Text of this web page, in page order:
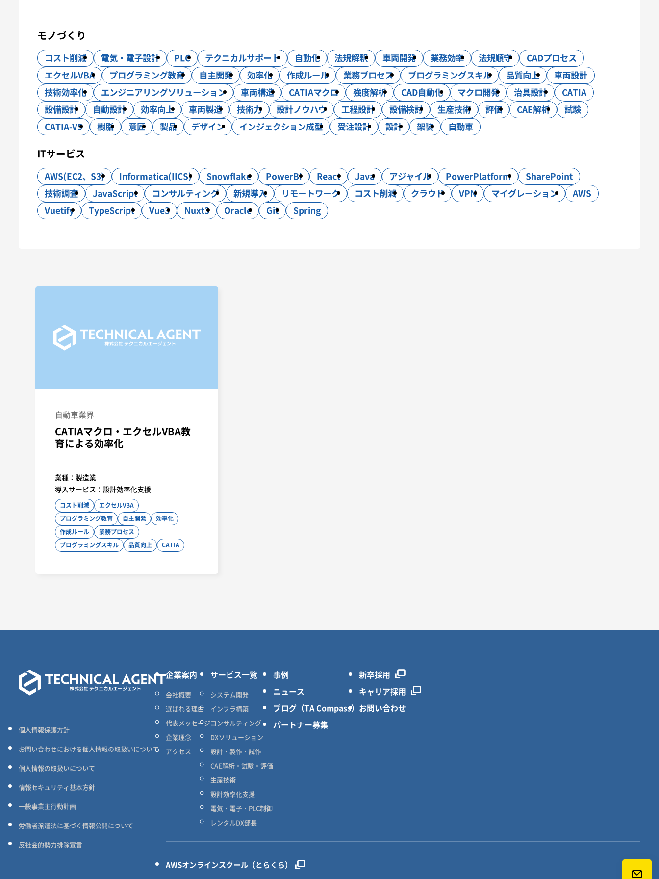
ITサービス
モノづくり 設計・製作・試作 CAE解析・試験・評価 生産技術 設計効率化支援 電気・電子・PLC制御
モノづくり
コスト削減 電気・電子設計 PLC テクニカルサポート 自動化 法規解釈 車両開発 業務効率 法規順守
CADプロセス
エクセルVBA
プログラミング教育 自主開発 効率化 作成ルール 業務プロセス プログラミングスキル 品質向上
車両設計
技術効率化
エンジニアリングソリューション 車両構造 CATIAマクロ 強度解析 CAD自動化 マクロ開発 治具設計
CATIA
設備設計
自動設計 効率向上 車両製造 技術力 設計ノウハウ 工程設計 設備検討 生産技術 評価 CAE解析
試験
CATIA-V5
樹脂 意匠 製品 デザイン インジェクション成型 受注設計 設計 架装 自動車
ITサービス
AWS(EC2、S3) Informatica(IICS) Snowflake PowerBI React Java アジャイル PowerPlatform
SharePoint
技術調査
JavaScript コンサルティング 新規導入 リモートワーク コスト削減 クラウド VPN マイグレーション
AWS
Vuetify
TypeScript Vue3 Nuxt3 Oracle Git Spring
自動車業界
CATIAマクロ・エクセルVBA教
育による効率化
業種： 製造業
導入サービス： 設計効率化支援
コスト削減
エクセルVBA
プログラミング教育
自主開発
効率化
作成ルール
業務プロセス
プログラミングスキル
品質向上 CATIA
個人情報保護方針
お問い合わせにおける個人情報の取扱いについて
個人情報の取扱いについて
情報セキュリティ基本方針
一般事業主行動計画
労働者派遣法に基づく情報公開について
反社会的勢力排除宣言
企業案内
会社概要
選ばれる理由
代表メッセージ
企業理念
アクセス
サービス一覧
システム開発
インフラ構築
コンサルティング
DXソリューション
設計・製作・試作
CAE解析・試験・評価
生産技術
設計効率化支援
電気・電子・PLC制御
レンタルDX部長
事例
ニュース
ブログ（TA Compass）
パートナー募集
新卒採用
キャリア採用
お問い合わせ
AWSオンラインスクール（とらくら）